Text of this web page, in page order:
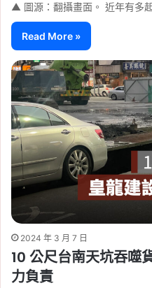
▲ 圖源：翻攝畫面。 近年有多
Read More »
2024 年 3 月 7 日
10 公尺台南天坑吞噬
力負責